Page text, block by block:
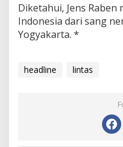
Diketahui, Jens
Indonesia dari sang
Yogyakarta. *
headline lintas